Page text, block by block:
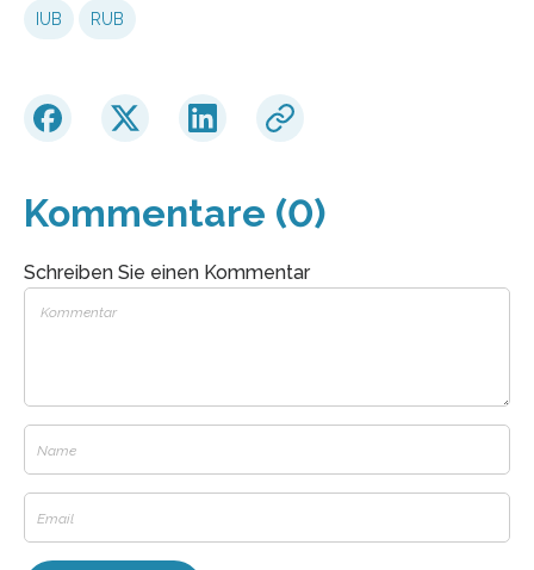
IUB RUB
Kommentare (0)
Schreiben Sie einen Kommentar